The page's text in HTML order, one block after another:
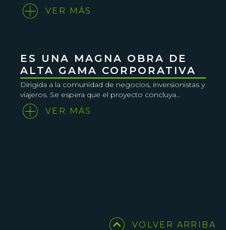
VER MÁS
ES UNA MAGNA OBRA DE
ALTA GAMA CORPORATIVA
Dirigida a la comunidad de negocios, inversionistas y
viajeros. Se espera que el proyecto concluya...
VER MÁS
inversión anual de 150 millones de...
VOLVER ARRIBA